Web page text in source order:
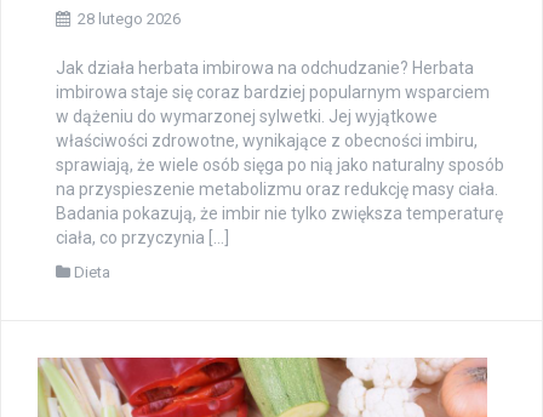
28 lutego 2026
Jak działa herbata imbirowa na odchudzanie? Herbata
imbirowa staje się coraz bardziej popularnym wsparciem
w dążeniu do wymarzonej sylwetki. Jej wyjątkowe
właściwości zdrowotne, wynikające z obecności imbiru,
sprawiają, że wiele osób sięga po nią jako naturalny sposób
na przyspieszenie metabolizmu oraz redukcję masy ciała.
Badania pokazują, że imbir nie tylko zwiększa temperaturę
ciała, co przyczynia […]
Dieta